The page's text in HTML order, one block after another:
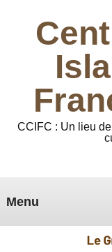
CCIFC : Un lieu
Menu